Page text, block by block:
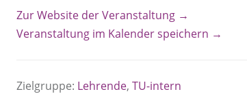
Zur Website der Veranstaltung →
Veranstaltung im Kalender speichern →
Zielgruppe: Lehrende, TU-intern